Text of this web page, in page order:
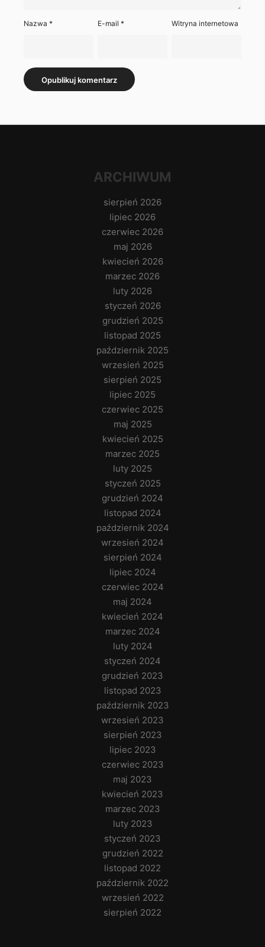
Nazwa * E-mail* Witryna internetowa
ARCHIWUM
sierpień 2026
lipiec 2026
czerwiec 2026
maj 2026
kwiecień 2026
marzec 2026
luty 2026
styczeń 2026
grudzień 2025
listopad 2025
październik 2025
wrzesień 2025
sierpień 2025
lipiec 2025
czerwiec 2025
maj 2025
kwiecień 2025
marzec 2025
luty 2025
styczeń 2025
grudzień 2024
listopad 2024
październik 2024
wrzesień 2024
sierpień 2024
lipiec 2024
czerwiec 2024
maj 2024
kwiecień 2024
marzec 2024
luty 2024
styczeń 2024
grudzień 2023
listopad 2023
październik 2023
wrzesień 2023
sierpień 2023
lipiec 2023
czerwiec 2023
maj 2023
kwiecień 2023
marzec 2023
luty 2023
styczeń 2023
grudzień 2022
listopad 2022
październik 2022
wrzesień 2022
sierpień 2022